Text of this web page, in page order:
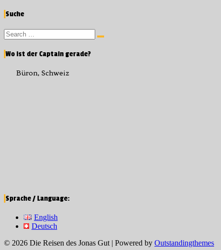
Suche
Search
for:
Search
Wo ist der Captain gerade?
Büron, Schweiz
Sprache / Language:
English
Deutsch
© 2026 Die Reisen des Jonas Gut | Powered by Outstandingthemes